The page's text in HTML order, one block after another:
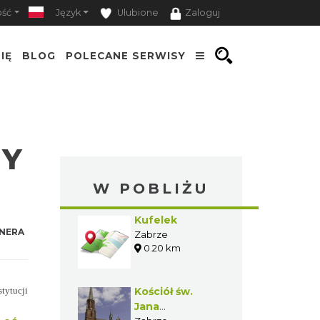
Język Ulubione Zaloguj
BLOG POLECANE SERWISY
W POBLIŻU
Kufelek
Zabrze
0.20 km
Kościół św.
Jana